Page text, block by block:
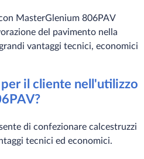
MasterGlenium 806PAV
del pavimento nella
vantaggi tecnici, economici
il cliente nell'utilizzo
di confezionare calcestruzzi
tecnici ed economici.